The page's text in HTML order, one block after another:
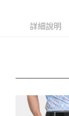
成交易。
1.分期款項不併入
2.透過簡訊連結打開
帳／街口支付／
【關於「AFTEE先享
AFTEE先享後付是
３．安心：先確認
【「AFTEE先享後
結帳頁面，進行簡訊
２．訂單成立數日內
ATM付款
付款後全家取貨
詳細說明